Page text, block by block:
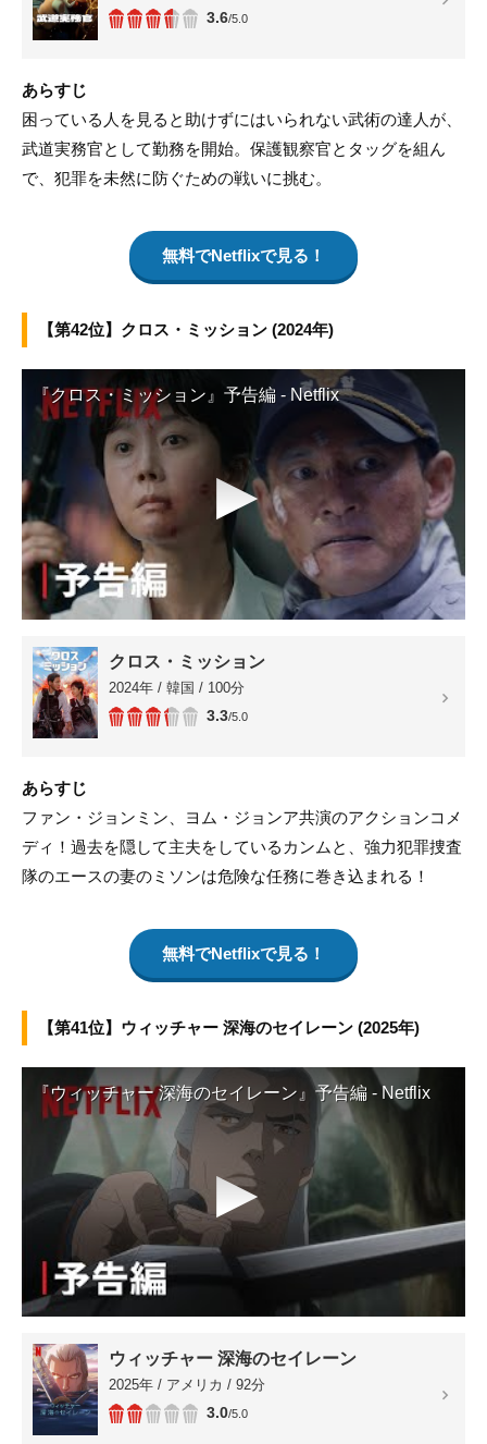
3.6/5.0
あらすじ
困っている人を見ると助けずにはいられない武術の達人が、
武道実務官として勤務を開始。保護観察官とタッグを組ん
で、犯罪を未然に防ぐための戦いに挑む。
無料でNetflixで見る！
【第42位】クロス・ミッション (2024年)
『クロス・ミッション』予告編 - Netflix
▶
クロス・ミッション
2024年 / 韓国 / 100分
3.3/5.0
あらすじ
ファン・ジョンミン、ヨム・ジョンア共演のアクションコメ
ディ！過去を隠して主夫をしているカンムと、強力犯罪捜査
隊のエースの妻のミソンは危険な任務に巻き込まれる！
無料でNetflixで見る！
【第41位】ウィッチャー 深海のセイレーン (2025年)
『ウィッチャー 深海のセイレーン』予告編 - Netflix
▶
ウィッチャー 深海のセイレーン
2025年 / アメリカ / 92分
3.0/5.0